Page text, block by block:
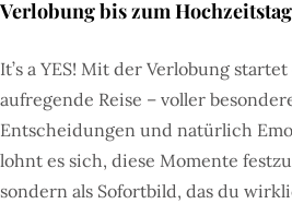
Verlobung bis zum
It’s a YES! Mit der Verlobung
aufregende Reise – voller
Entscheidungen und natürlich
lohnt es sich, diese Momente
sondern als Sofortbild, das du